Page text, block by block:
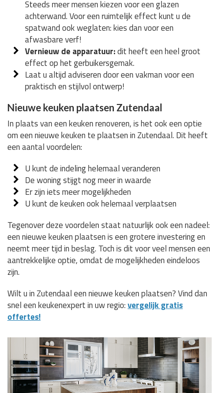
Steeds meer mensen kiezen voor een glazen
achterwand. Voor een ruimtelijk effect kunt u de
spatwand ook weglaten: kies dan voor een
afwasbare verf!
Vernieuw de apparatuur:dit heeft een heel groot
effect op het gerbuikersgemak.
Laat u altijd adviseren door een vakman voor een
praktisch en stijlvol ontwerp!
Nieuwe keuken plaatsen Zutendaal
In plaats van een keuken renoveren, is het ook een optie
om een nieuwe keuken te plaatsen in Zutendaal. Dit heeft
een aantal voordelen:
U kunt de indeling helemaal veranderen
De woning stijgt nog meer in waarde
Er zijn iets meer mogelijkheden
U kunt de keuken ook helemaal verplaatsen
Tegenover deze voordelen staat natuurlijk ook een nadeel:
een nieuwe keuken plaatsen is een grotere investering en
neemt meer tijd in beslag. Toch is dit voor veel mensen een
aantrekkelijke optie, omdat de mogelijkheden eindeloos
zijn.
Wilt u in Zutendaal een nieuwe keuken plaatsen? Vind dan
snel een keukenexpert in uw regio:vergelijk gratis
offertes!